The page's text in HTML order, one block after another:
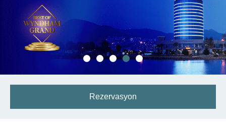
Rezervasyon